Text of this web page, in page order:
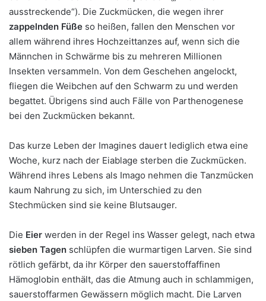
ausstreckende“). Die Zuckmücken, die wegen ihrer
zappelnden Füße so heißen, fallen den Menschen vor
allem während ihres Hochzeittanzes auf, wenn sich die
Männchen in Schwärme bis zu mehreren Millionen
Insekten versammeln. Von dem Geschehen angelockt,
fliegen die Weibchen auf den Schwarm zu und werden
begattet. Übrigens sind auch Fälle von Parthenogenese
bei den Zuckmücken bekannt.
Das kurze Leben der Imagines dauert lediglich etwa eine
Woche, kurz nach der Eiablage sterben die Zuckmücken.
Während ihres Lebens als Imago nehmen die Tanzmücken
kaum Nahrung zu sich, im Unterschied zu den
Stechmücken sind sie keine Blutsauger.
Die Eier werden in der Regel ins Wasser gelegt, nach etwa
sieben Tagen schlüpfen die wurmartigen Larven. Sie sind
rötlich gefärbt, da ihr Körper den sauerstoffaffinen
Hämoglobin enthält, das die Atmung auch in schlammigen,
sauerstoffarmen Gewässern möglich macht. Die Larven